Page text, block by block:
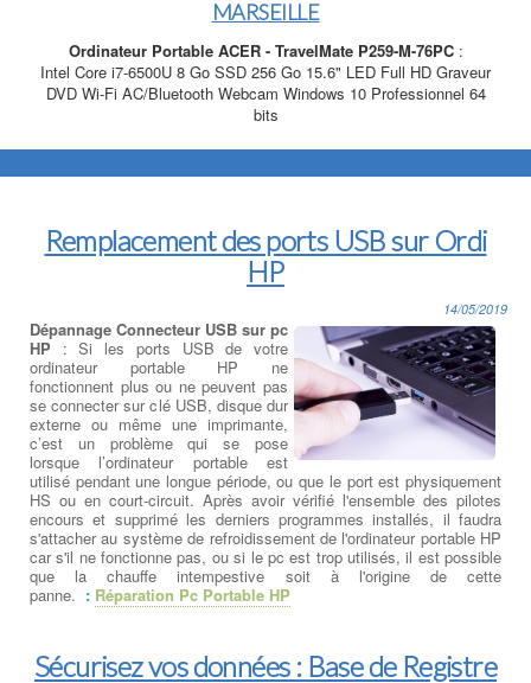
MARSEILLE
Ordinateur Portable ACER - TravelMate P259-M-76PC:
Intel Core i7-6500U 8 Go SSD 256 Go 15.6" LED Full HD Graveur
DVD Wi-Fi AC/Bluetooth Webcam Windows 10 Professionnel 64
bits
Remplacement des ports USB sur Ordi
HP
14/05/2019
Dépannage Connecteur USB sur pc
HP : Si les ports USB de votre
ordinateur portable HP ne
fonctionnent plus ou ne peuvent pas
se connecter sur clé USB, disque dur
externe ou même une imprimante,
c’est un problème qui se pose
lorsque l’ordinateur portable est
utilisé pendant une longue période, ou que le port est physiquement
HS ou en court-circuit. Après avoir vérifié l'ensemble des pilotes
encours et supprimé les derniers programmes installés, il faudra
s'attacher au système de refroidissement de l'ordinateur portable HP
car s'il ne fonctionne pas, ou si le pc est trop utilisés, il est possible
que la chauffe intempestive soit à l'origine de cette
panne. : Réparation Pc Portable HP
Sécurisez vos données : Base de Registre